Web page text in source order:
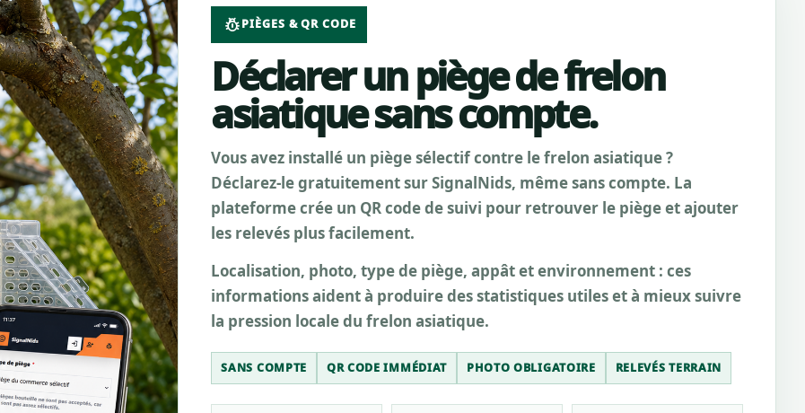
pest_controlPIÈGES & QR CODE
Déclarer un piège de frelon
asiatique sans compte.
Vous avez installé un piège sélectif contre le frelon asiatique ?
Déclarez-le gratuitement sur SignalNids, même sans compte. La
plateforme crée un QR code de suivi pour retrouver le piège et ajouter
les relevés plus facilement.
Localisation, photo, type de piège, appât et environnement : ces
informations aident à produire des statistiques utiles et à mieux suivre
la pression locale du frelon asiatique.
SANS COMPTE QR CODE IMMÉDIAT PHOTO OBLIGATOIRE RELEVÉS TERRAIN